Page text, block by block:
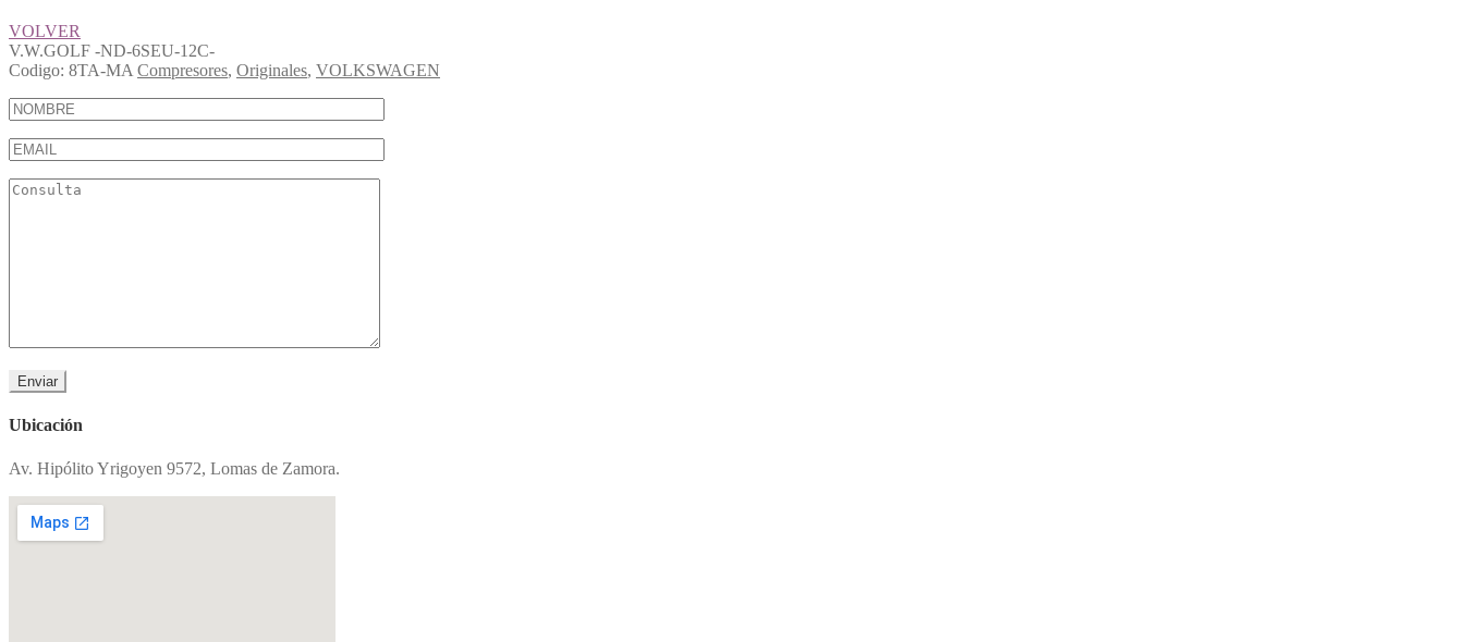
VOLVER
V.W.GOLF -ND-6SEU-12C-
Codigo: 8TA-MA Compresores, Originales, VOLKSWAGEN
Ubicación
Av. Hipólito Yrigoyen 9572, Lomas de Zamora.